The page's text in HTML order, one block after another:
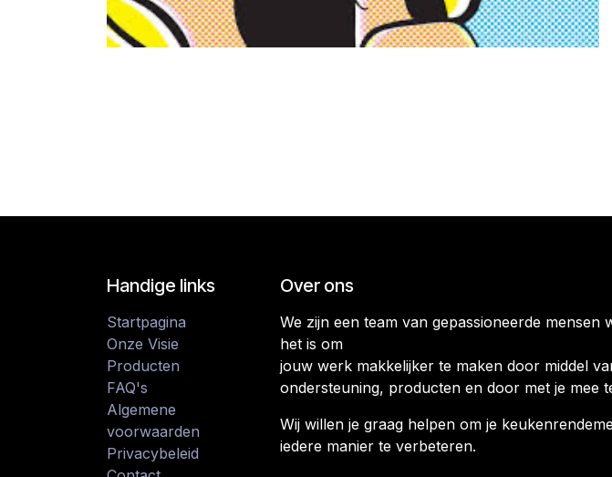
Handige links
Startpagina
Onze Visie
Producten
FAQ's
Algemene
voorwaarden
Privacybeleid
Over ons
We zijn een team van gepassioneerde mensen
het is om
jouw werk makkelijker te maken door middel
ondersteuning, producten en door met je mee
Wij willen je graag helpen om je
iedere manier te verbeteren.